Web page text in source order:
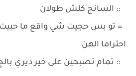
:: السانج كلش طولان
= تو بس حجيت شي واقع ما حبيت
احتراما الهن
:: تمام تصبحين على خير ديري